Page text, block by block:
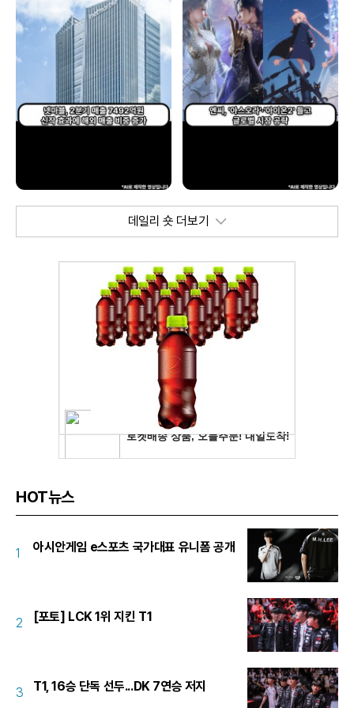
데일리 숏 더보기
HOT뉴스
1 아시안게임 e스포츠 국가대표 유니폼 공개
2 [포토] LCK 1위 지킨 T1
3 T1, 16승 단독 선두...DK 7연승 저지